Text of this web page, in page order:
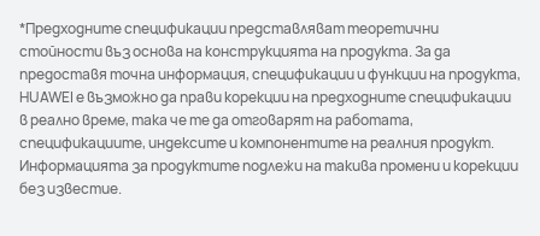
*Предходните спецификации представляват теоретични
стойности въз основа на конструкцията на продукта. За да
предоставя точна информация, спецификации и функции на продукта,
HUAWEI е възможно да прави корекции на предходните спецификации
в реално време, така че те да отговарят на работата,
спецификациите, индексите и компонентите на реалния продукт.
Информацията за продуктите подлежи на такива промени и корекции
без известие.